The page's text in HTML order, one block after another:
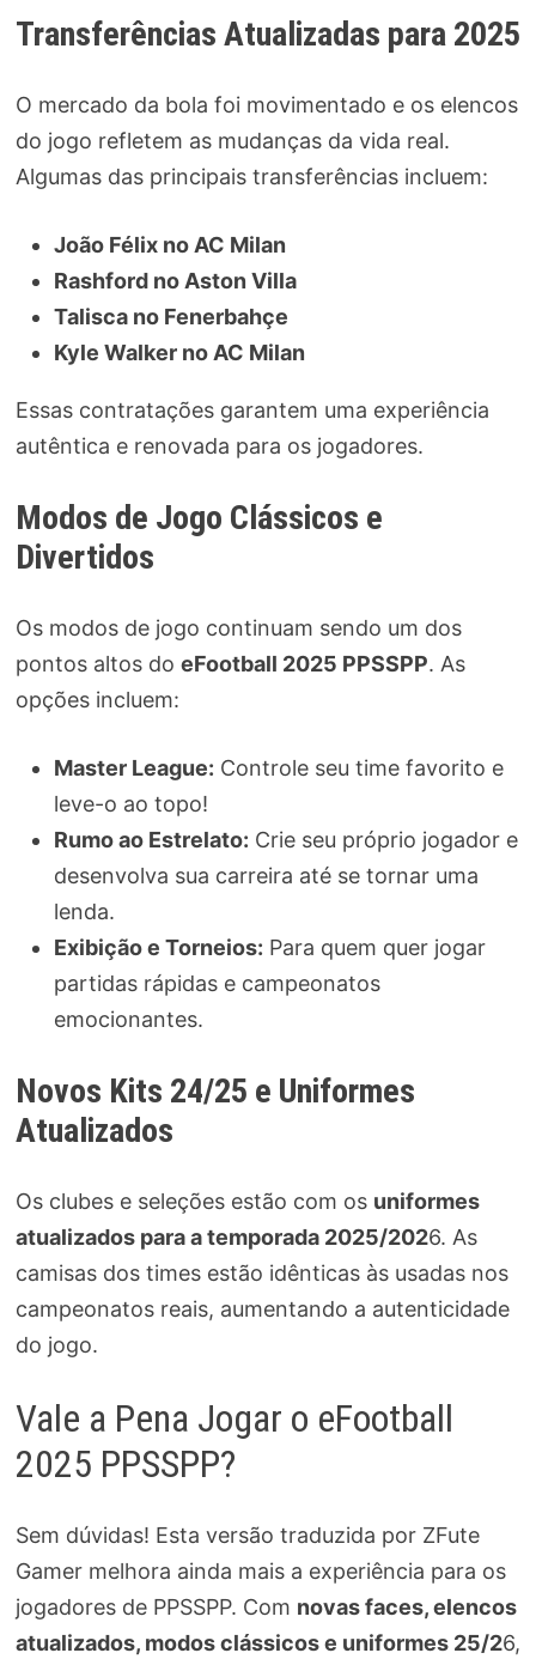
Transferências Atualizadas para 2025
O mercado da bola foi movimentado e os elencos
do jogo refletem as mudanças da vida real.
Algumas das principais transferências incluem:
João Félix no AC Milan
Rashford no Aston Villa
Talisca no Fenerbahçe
Kyle Walker no AC Milan
Essas contratações garantem uma experiência
autêntica e renovada para os jogadores.
Modos de Jogo Clássicos e
Divertidos
Os modos de jogo continuam sendo um dos
pontos altos do eFootball 2025 PPSSPP. As
opções incluem:
Master League: Controle seu time favorito e
leve-o ao topo!
Rumo ao Estrelato: Crie seu próprio jogador e
desenvolva sua carreira até se tornar uma
lenda.
Exibição e Torneios: Para quem quer jogar
partidas rápidas e campeonatos
emocionantes.
Novos Kits 24/25 e Uniformes
Atualizados
Os clubes e seleções estão com os uniformes
atualizados para a temporada 2025/2026. As
camisas dos times estão idênticas às usadas nos
campeonatos reais, aumentando a autenticidade
do jogo.
Vale a Pena Jogar o eFootball
2025 PPSSPP?
Sem dúvidas! Esta versão traduzida por ZFute
Gamer melhora ainda mais a experiência para os
jogadores de PPSSPP. Com novas faces, elencos
atualizados, modos clássicos e uniformes 25/26,